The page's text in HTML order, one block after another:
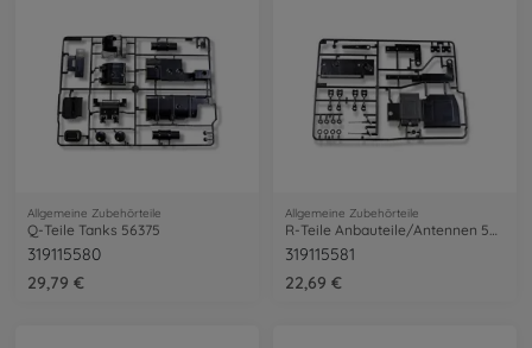
Allgemeine Zubehörteile
Q-Teile Tanks 56375
319115580
29,79 €
Allgemeine Zubehörteile
319115581
22,69 €